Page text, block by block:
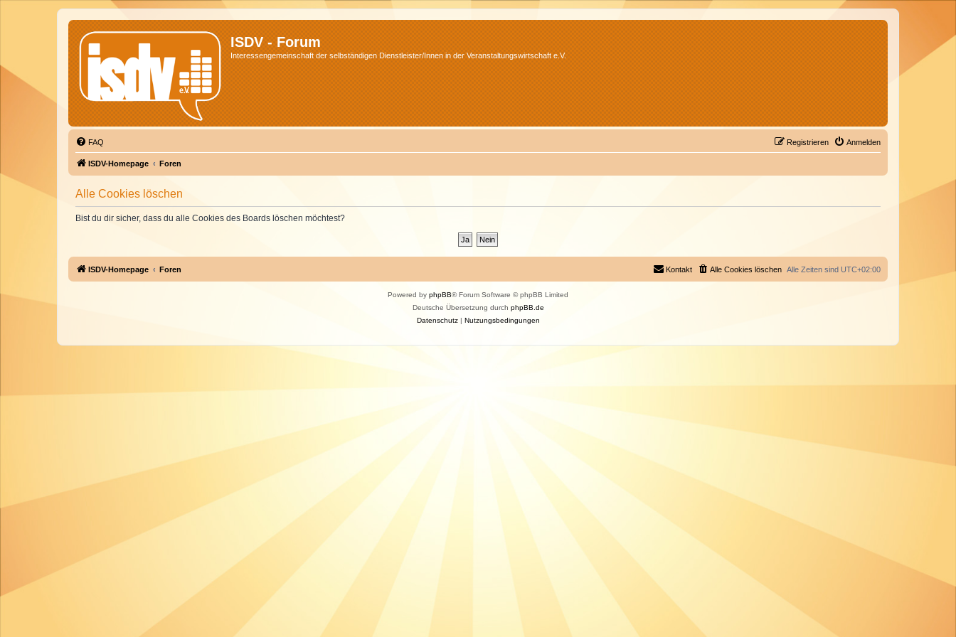
ISDV - Forum
Interessengemeinschaft der selbständigen Dienstleister/Innen in der Veranstaltungswirtschaft e.V.
FAQ Anmelden
Registrieren
ISDV-Homepage Foren
Alle Cookies löschen
Bist du dir sicher, dass du alle Cookies des Boards löschen möchtest?
ISDV-Homepage Foren Alle Zeiten sind UTC+02:00
Alle Cookies löschen
Kontakt
Powered by phpBB® Forum Software © phpBB Limited
Deutsche Übersetzung durch phpBB.de
Datenschutz| Nutzungsbedingungen